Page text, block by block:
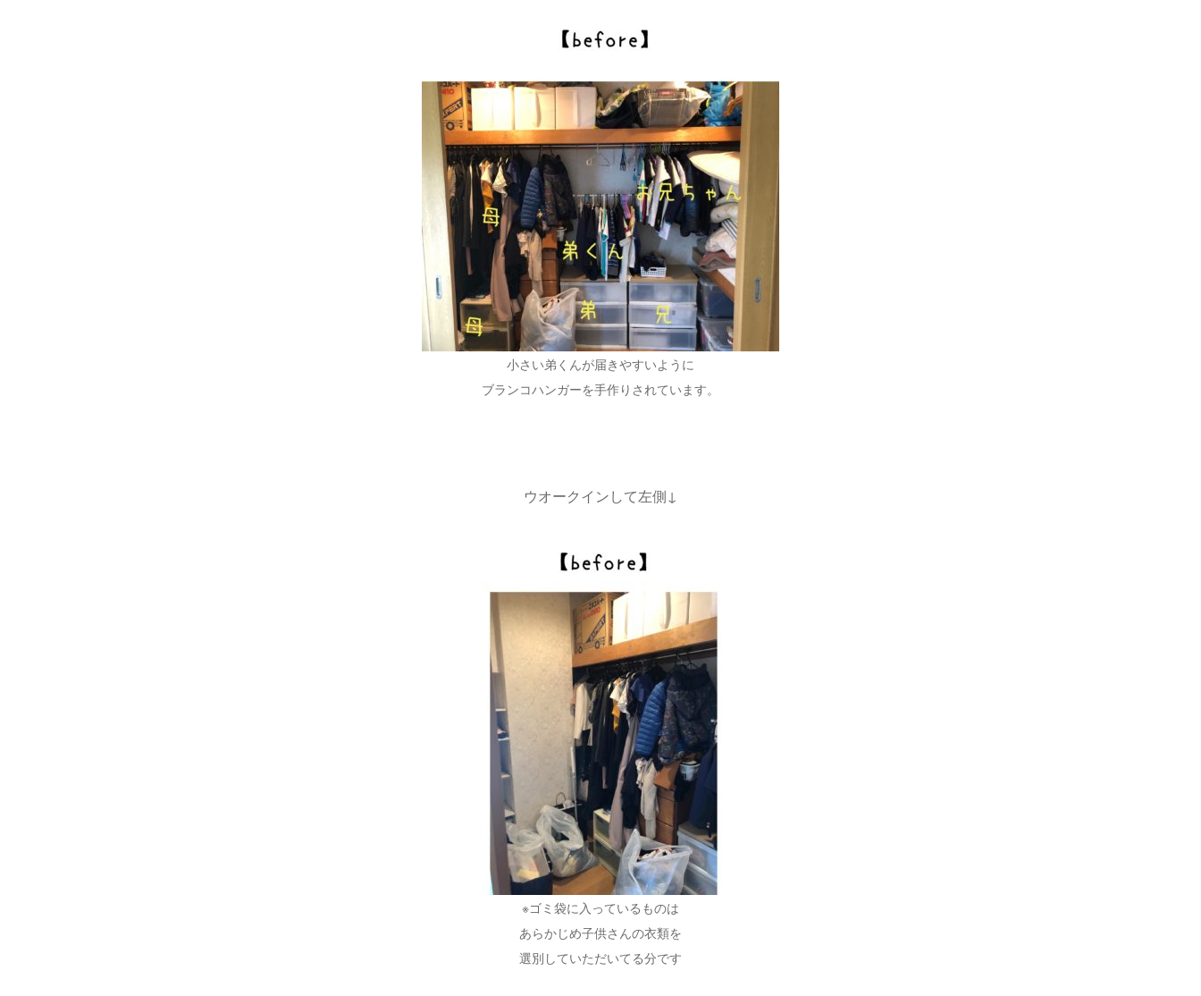
小さい弟くんが届きやすいように
ブランコハンガーを手作りされています。
ウオークインして左側↓
※ゴミ袋に入っているものは
あらかじめ子供さんの衣類を
選別していただいてる分です